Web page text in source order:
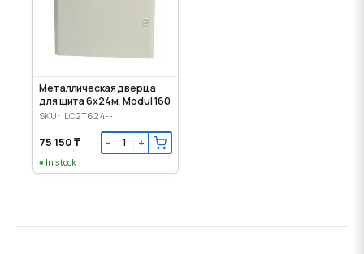
Металлическая дверца
для щита 6x24м, Modul 160
SKU: ILC2T624--
75 150 ₸ − +
In stock